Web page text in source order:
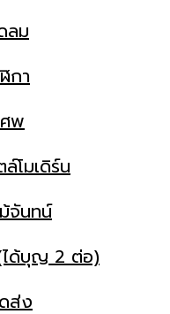
ลม
กา
พ
โมเดิร์น
จันทน์
ได้บุญ 2 ต่อ)
ส่ง